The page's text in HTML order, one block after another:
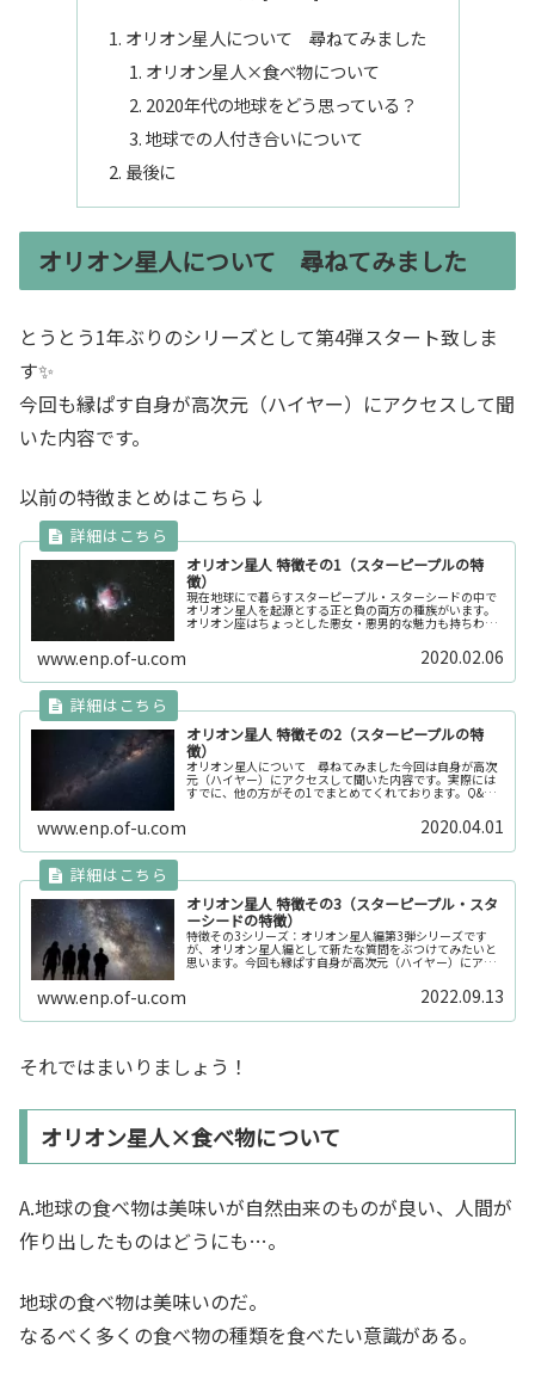
オリオン星人について 尋ねてみました
オリオン星人×食べ物について
2020年代の地球をどう思っている？
地球での人付き合いについて
最後に
オリオン星人について 尋ねてみました
とうとう1年ぶりのシリーズとして第4弾スタート致しま
す✨
今回も縁ぱす自身が高次元（ハイヤー）にアクセスして聞
いた内容です。
以前の特徴まとめはこちら↓
オリオン星人 特徴その1（スターピープルの特
徴）
現在地球にで暮らすスターピープル・スターシードの中で
オリオン星人を起源とする正と負の両方の種族がいます。
オリオン座はちょっとした悪女・悪男的な魅力も持ちわせ
www.enp.of-u.com 2020.02.06
オリオン星人 特徴その2（スターピープルの特
徴）
オリオン星人について 尋ねてみました今回は自身が高次
元（ハイヤー）にアクセスして聞いた内容です。実際には
すでに、他の方がその1でまとめてくれております。Q&A方
www.enp.of-u.com 2020.04.01
オリオン星人 特徴その3（スターピープル・スタ
ーシードの特徴）
特徴その3シリーズ：オリオン星人編第3弾シリーズです
が、オリオン星人編として新たな質問をぶつけてみたいと
思います。今回も縁ぱす自身が高次元（ハイヤー）にアク
www.enp.of-u.com 2022.09.13
それではまいりましょう！
オリオン星人×食べ物について
A.地球の食べ物は美味いが自然由来のものが良い、人間が
作り出したものはどうにも…。
地球の食べ物は美味いのだ。
なるべく多くの食べ物の種類を食べたい意識がある。